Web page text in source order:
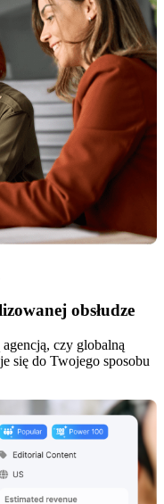
obsłudze
czy globalną
się do Twojego sposobu